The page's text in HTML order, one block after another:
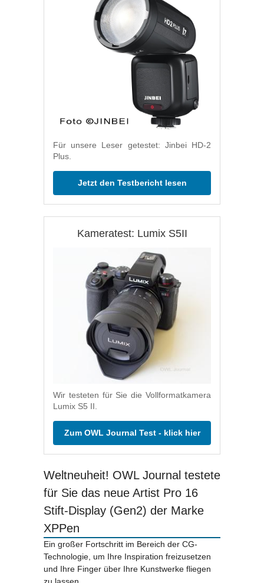
Für unsere Leser getestet: Jinbei HD-2
Plus.
Jetzt den Testbericht lesen
Kameratest: Lumix S5II
Wir testeten für Sie die Vollformatkamera
Lumix S5 II.
Zum OWL Journal Test - klick hier
Weltneuheit! OWL Journal testete
für Sie das neue Artist Pro 16
Stift-Display (Gen2) der Marke
XPPen
Ein großer Fortschritt im Bereich der CG-
Technologie, um Ihre Inspiration freizusetzen
und Ihre Finger über Ihre Kunstwerke fliegen